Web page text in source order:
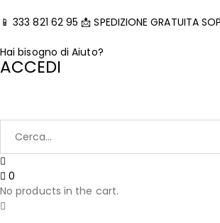
📱 333 821 62 95 📩 SPEDIZIONE GRATUITA
Hai bisogno di Aiuto?
ACCEDI
0
No products in the cart.